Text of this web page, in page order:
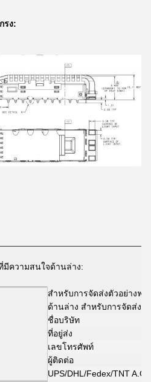
รง:
ความสนใจด้านล่าง:
สําหรับการจัดส่งตัวอย่างฟ
ด้านล่าง สําหรับการจัดส่ง
ชื่อบริษัท
ที่อยู่ส่ง
เลขโทรศัพท์
ผู้ติดต่อ
UPS/DHL/Fedex/TNT A.C